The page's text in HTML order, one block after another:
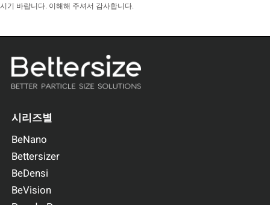
솔루션은혼합 입자 크기 분포(PSD)에 있을 수 있습니다. 다양
제공하는 장점 간의 균형을 쉽게 달성할 수 있습니다. 입자가
작을수록 리튬 이온 상호 작용을 위한 충분한 표면적을 확보할
수 있고, 입자가 클수록 패킹 밀도와 구조적 안정성을 극대화
크기의 LFP 구성 요소이든 복잡한 분산 혼합물이든 상관없이
LFP 재료의 복잡한 PSD를 정밀하게 측정하고 분석하는 것이
LFP 리튬 배터리 공급업체에게 매우 중요해지고 있습니다.
측정 설계
시기 바랍니다. 이해해 주셔서 감사합니다.
시리즈별
BeNano
Bettersizer
BeDensi
BeVision